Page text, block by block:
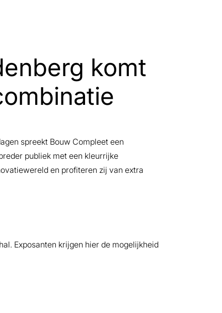
komt
spreekt Bouw Compleet een
publiek met een kleurrijke
en profiteren zij van extra
Exposanten krijgen hier de mogelijkheid